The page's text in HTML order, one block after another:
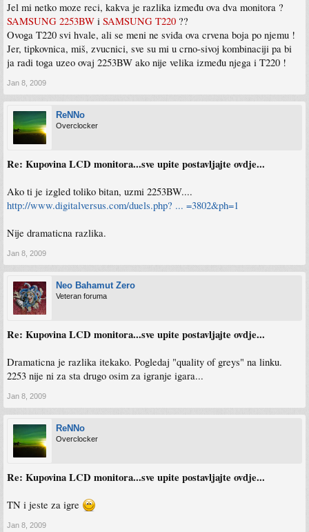
Jel mi netko moze reci, kakva je razlika između ova dva monitora ?
SAMSUNG 2253BW i SAMSUNG T220 ??
Ovoga T220 svi hvale, ali se meni ne sviđa ova crvena boja po njemu !
Jer, tipkovnica, miš, zvucnici, sve su mi u crno-sivoj kombinaciji pa bi
ja radi toga uzeo ovaj 2253BW ako nije velika između njega i T220 !
Jan 8, 2009
ReNNo
Overclocker
Re: Kupovina LCD monitora...sve upite postavljajte ovdje...
Ako ti je izgled toliko bitan, uzmi 2253BW....
http://www.digitalversus.com/duels.php? ... =3802&ph=1
Nije dramaticna razlika.
Jan 8, 2009
Neo Bahamut Zero
Veteran foruma
Re: Kupovina LCD monitora...sve upite postavljajte ovdje...
Dramaticna je razlika itekako. Pogledaj "quality of greys" na linku.
2253 nije ni za sta drugo osim za igranje igara...
Jan 8, 2009
ReNNo
Overclocker
Re: Kupovina LCD monitora...sve upite postavljajte ovdje...
TN i jeste za igre
Jan 8, 2009